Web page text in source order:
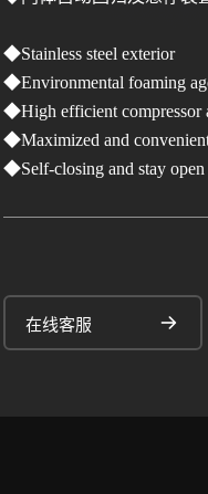
◆Stainless steel exterior
◆Environmental foaming
◆High efficient compressor
◆Maximized and
◆Self-closing and stay
在线客服